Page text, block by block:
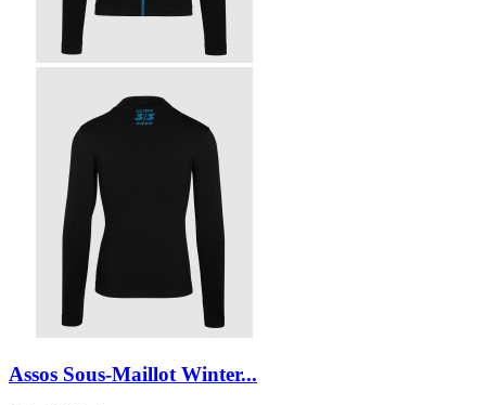
Assos Sous-Maillot Winter...